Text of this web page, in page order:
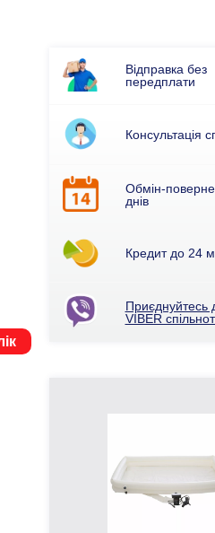
Відправка без
передплати
Консультація
Обмін-
днів
Кредит до 24
Приєднуйтесь
VIBER